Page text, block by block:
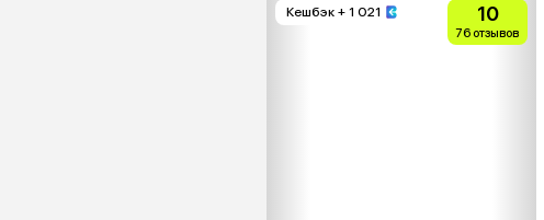
Кешбэк + 1 021 10
76 отзывов